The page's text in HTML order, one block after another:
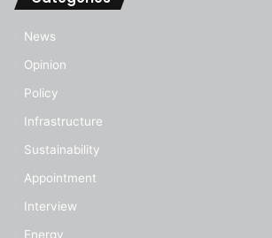
News
Opinion
Policy
Infrastructure
Sustainability
Appointment
Interview
Energy